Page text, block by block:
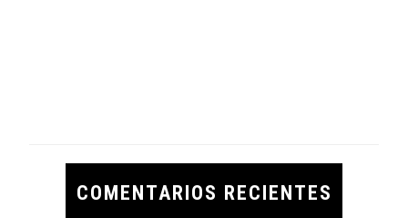
COMENTARIOS RECIENTES